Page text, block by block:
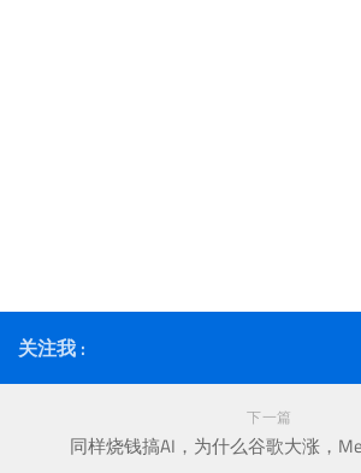
关注我 :
下一篇
同样烧钱搞AI，为什么谷歌大涨，